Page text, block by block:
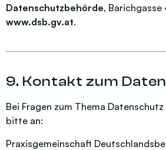
Datenschutzbehörde,
www.dsb.gv.at.
9. Kontakt zum
Bei Fragen zum Thema
bitte an:
Praxisgemeinschaft